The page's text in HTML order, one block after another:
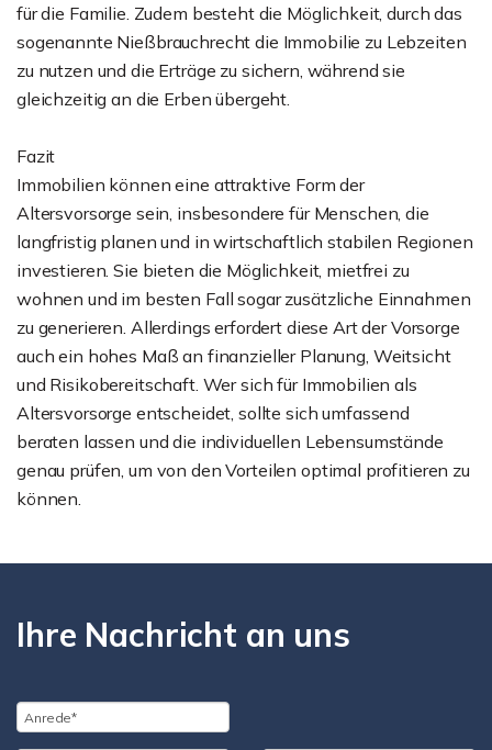
für die Familie. Zudem besteht die Möglichkeit, durch das
sogenannte Nießbrauchrecht die Immobilie zu Lebzeiten
zu nutzen und die Erträge zu sichern, während sie
gleichzeitig an die Erben übergeht.
Fazit
Immobilien können eine attraktive Form der
Altersvorsorge sein, insbesondere für Menschen, die
langfristig planen und in wirtschaftlich stabilen Regionen
investieren. Sie bieten die Möglichkeit, mietfrei zu
wohnen und im besten Fall sogar zusätzliche Einnahmen
zu generieren. Allerdings erfordert diese Art der Vorsorge
auch ein hohes Maß an finanzieller Planung, Weitsicht
und Risikobereitschaft. Wer sich für Immobilien als
Altersvorsorge entscheidet, sollte sich umfassend
beraten lassen und die individuellen Lebensumstände
genau prüfen, um von den Vorteilen optimal profitieren zu
können.
Ihre Nachricht an uns